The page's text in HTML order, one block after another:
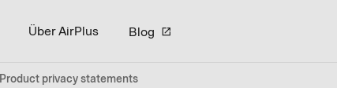
Über AirPlus Blog
Product privacy statements